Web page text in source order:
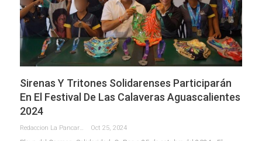
Sirenas Y Tritones Solidarenses Participarán
En El Festival De Las Calaveras Aguascalientes
2024
Redaccion La Pancarta De Quintana Roo Oct 25, 2024